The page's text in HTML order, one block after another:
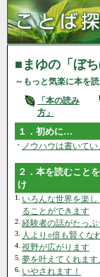
■まゆの「ぼ
～もっと気楽に本を
「本の読み
方」
１．初めに…
・ ノウハウは書いてい
２．本を読むこと
け
1.
いろんな世界を楽
ることができます
2. 経験者の話がたっ
3. 人より○倍も賢くな
4. 視野が広がります
5. 夢を叶えてくれます
6. いやされます！